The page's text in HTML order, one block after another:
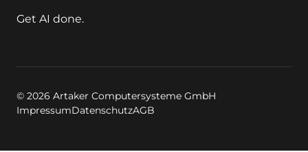
Get AI done.
© 2026 Artaker Computersysteme GmbH
ImpressumDatenschutzAGB